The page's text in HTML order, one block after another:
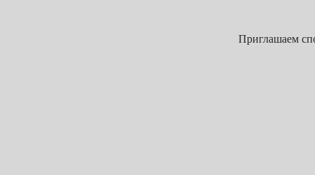
Приглашаем